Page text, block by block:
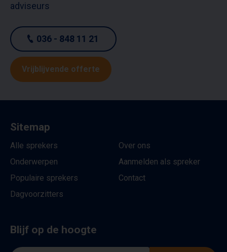
adviseurs
036 - 848 11 21
Vrijblijvende offerte
Sitemap
Alle sprekers
Onderwerpen
Populaire sprekers
Dagvoorzitters
Over ons
Aanmelden als spreker
Contact
Blijf op de hoogte